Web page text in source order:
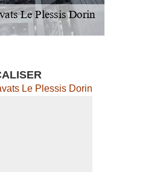
Le Plessis Dorin